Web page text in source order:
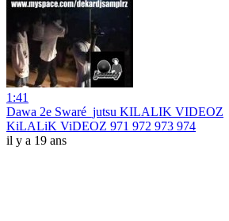
1:41
Dawa 2e Swaré_jutsu KILALIK VIDEOZ
KiLALiK ViDEOZ 971 972 973 974
il y a 19 ans